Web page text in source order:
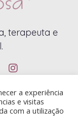
terapeuta e
a experiência
e visitas
com a utilização